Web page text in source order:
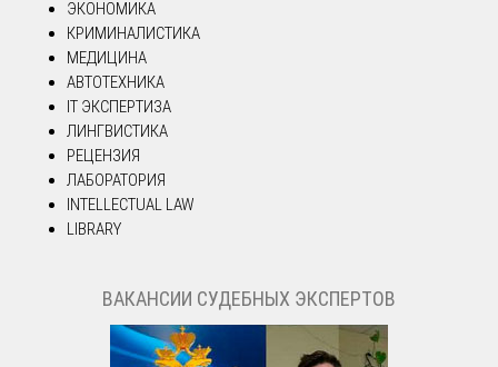
ЭКОНОМИКА
КРИМИНАЛИСТИКА
МЕДИЦИНА
АВТОТЕХНИКА
IT ЭКСПЕРТИЗА
ЛИНГВИСТИКА
РЕЦЕНЗИЯ
ЛАБОРАТОРИЯ
INTELLECTUAL LAW
LIBRARY
ВАКАНСИИ СУДЕБНЫХ ЭКСПЕРТОВ